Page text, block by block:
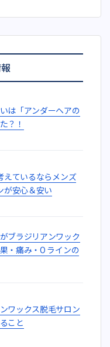
は「アンダーヘアの
？！
えているならメンズ
が安心＆安い
ブラジリアンワック
・痛み・O ラインの
ワックス脱毛サロン
こと